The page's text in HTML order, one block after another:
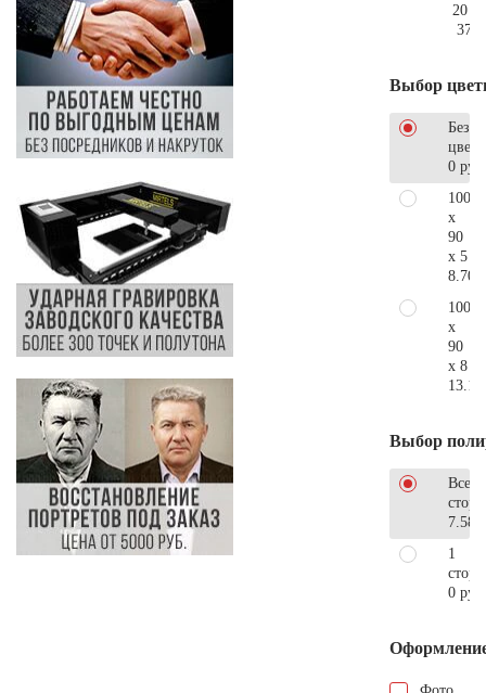
20
Выбор
Без
0 руб.
100
x
90
x 5
100
x
90
x 8
Выбор
Все
1
0 руб.